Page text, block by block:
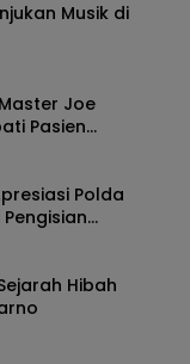
Musik di
Joe
Pasien
Polda
Hibah